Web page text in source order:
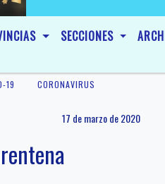
SECCIONES
19 CORONAVIRUS
17 de marzo de 2020